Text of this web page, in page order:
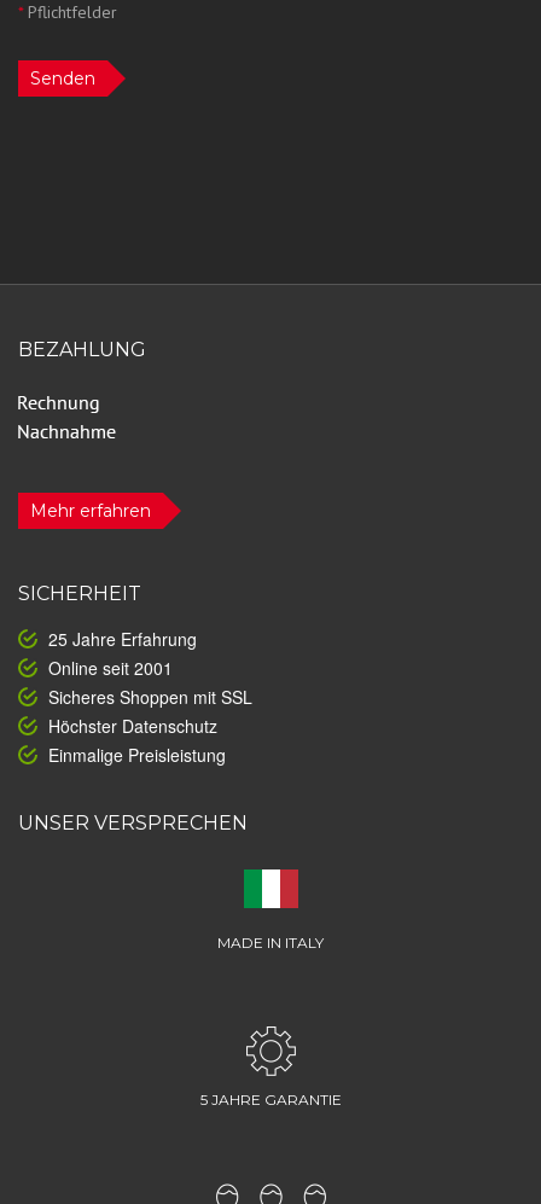
*Pflichtfelder
Senden
BEZAHLUNG
Mehr erfahren
SICHERHEIT
25 Jahre Erfahrung
Online seit 2001
Sicheres Shoppen mit SSL
Höchster Datenschutz
Einmalige Preisleistung
UNSER VERSPRECHEN
MADE IN ITALY
5 JAHRE GARANTIE